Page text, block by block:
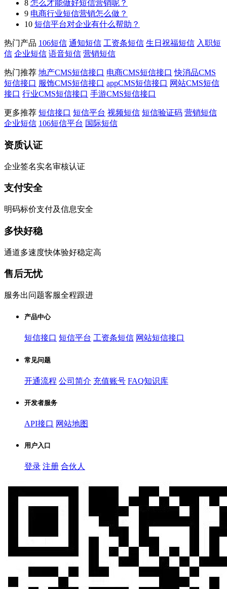
8 怎么才能做好短信营销呢？
9 电商行业短信营销怎么做？
10 短信平台对企业有什么帮助？
热门产品 106短信 通知短信 工资条短信 生日祝福短信 入职短
信 企业短信 语音短信 营销短信
热门推荐 地产CMS短信接口 电商CMS短信接口 快消品CMS
短信接口 服饰CMS短信接口 appCMS短信接口 网站CMS短信
接口 行业CMS短信接口 手游CMS短信接口
更多推荐 短信接口 短信平台 视频短信 短信验证码 营销短信
企业短信 106短信平台 国际短信
资质认证
企业签名实名审核认证
支付安全
明码标价支付及信息安全
多快好稳
通道多速度快体验好稳定高
售后无忧
服务出问题客服全程跟进
产品中心
短信接口 短信平台 工资条短信 网站短信接口
常见问题
开通流程 公司简介 充值账号 FAQ知识库
开发者服务
API接口 网站地图
用户入口
登录 注册 合伙人